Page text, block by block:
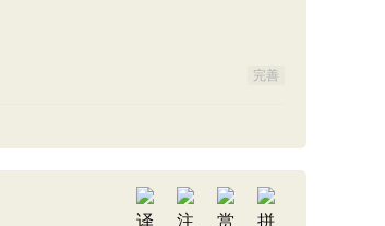
完善